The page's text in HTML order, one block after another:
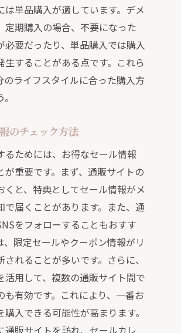
は単品購入が適しています。デメ
定期購入の場合、不要になった
必要だったり、単品購入では購入
生することがある点です。これら
のライフスタイルに合った購入方
のチェック方法
るためには、お得なセール情報
が重要です。まず、通販サイトの
くと、特典としてセール情報がメ
で届くことがあります。また、通
をフォローすることもおすす
、限定セールやクーポン情報がリ
れることが多いです。さらに、
活用して、複数の通販サイト間で
も有効です。これにより、一番お
入できる可能性が高まります。
通販サイトを訪れ、セールカレ